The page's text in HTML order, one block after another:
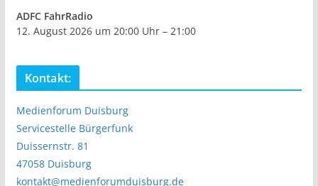
ADFC FahrRadio
12. August 2026 um 20:00 Uhr – 21:00
Kontakt:
Medienforum Duisburg
Servicestelle Bürgerfunk
Duissernstr. 81
47058 Duisburg
kontakt@medienforumduisburg.de